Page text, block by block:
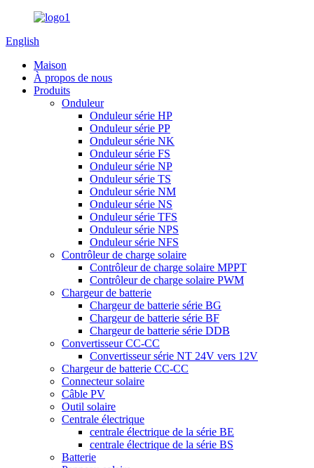
English
Maison
À propos de nous
Produits
Onduleur
Onduleur série HP
Onduleur série PP
Onduleur série NK
Onduleur série FS
Onduleur série NP
Onduleur série TS
Onduleur série NM
Onduleur série NS
Onduleur série TFS
Onduleur série NPS
Onduleur série NFS
Contrôleur de charge solaire
Contrôleur de charge solaire MPPT
Contrôleur de charge solaire PWM
Chargeur de batterie
Chargeur de batterie série BG
Chargeur de batterie série BF
Chargeur de batterie série DDB
Convertisseur CC-CC
Convertisseur série NT 24V vers 12V
Chargeur de batterie CC-CC
Connecteur solaire
Câble PV
Outil solaire
Centrale électrique
centrale électrique de la série BE
centrale électrique de la série BS
Batterie